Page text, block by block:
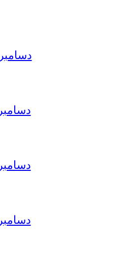
دسامبر 8, 2025
دسامبر 7, 2025
دسامبر 7, 2025
دسامبر 7, 2025